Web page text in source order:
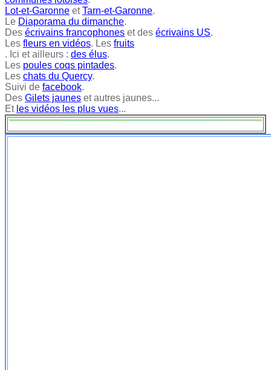
Lot-et-Garonne etTarn-et-Garonne.
Le Diaporama du dimanche.
Des écrivains francophones et des écrivains US.
Les fleurs en vidéos. Les fruits
. Ici et ailleurs : des élus.
Les poules coqs pintades.
Les chats du Quercy.
Suivi de facebook.
Des Gilets jaunes et autres jaunes...
Et les vidéos les plus vues...